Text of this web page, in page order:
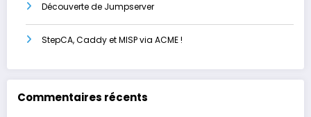
Découverte de Jumpserver
StepCA, Caddy et MISP via ACME !
Commentaires récents